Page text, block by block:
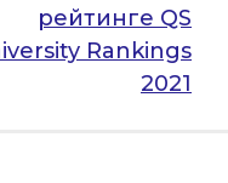
рейтинге QS
Rankings
2021